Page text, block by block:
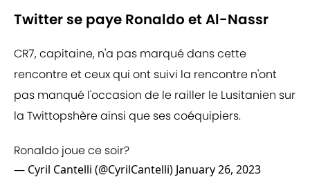
Twitter se paye Ronaldo et Al-Nassr
CR7, capitaine, n'a pas marqué dans cette
rencontre et ceux qui ont suivi la rencontre n'ont
pas manqué l'occasion de le railler le Lusitanien sur
la Twittopshère ainsi que ses coéquipiers.
Ronaldo joue ce soir?
— Cyril Cantelli (@CyrilCantelli) January 26, 2023